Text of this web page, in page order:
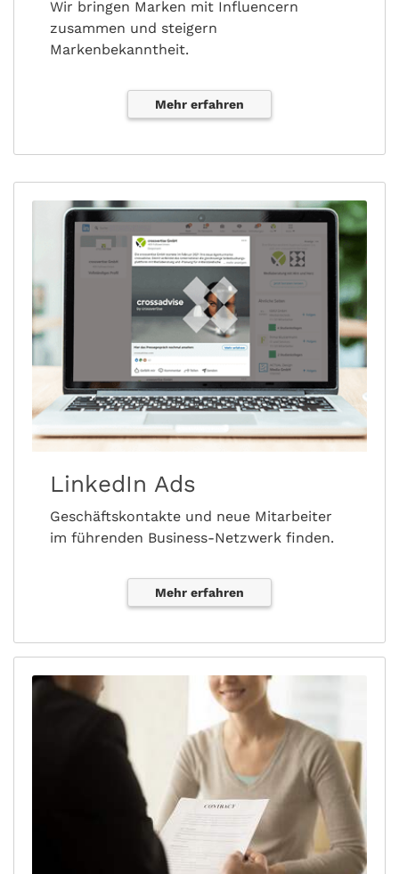
Wir bringen Marken mit Influencern
zusammen und steigern
Markenbekanntheit.
Mehr erfahren
LinkedIn Ads
Geschäftskontakte und neue Mitarbeiter
im führenden Business-Netzwerk finden.
Mehr erfahren